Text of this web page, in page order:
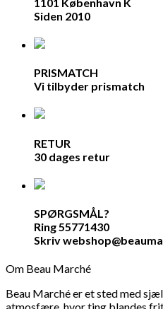
Siden 2010
PRISMATCH
Vi tilbyder prismatch
RETUR
30 dages retur
SPØRGSMÅL?
Ring 55771430
Skriv
Om Beau Marché
Beau Marché er et sted med